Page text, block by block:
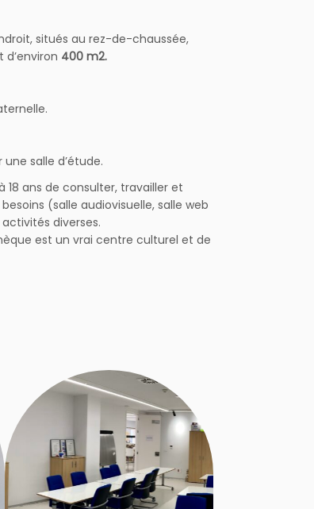
situés au rez-de-chaussée,
400 m2.
salle d’étude.
ans de consulter, travailler et
(salle audiovisuelle, salle web
diverses.
est un vrai centre culturel et de